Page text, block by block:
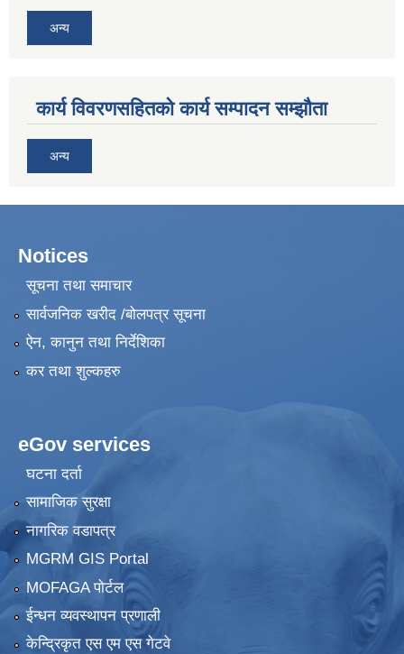
अन्य
कार्य विवरणसहितको कार्य सम्पादन सम्झौता
अन्य
Notices
सूचना तथा समाचार
सार्वजनिक खरीद /बोलपत्र सूचना
ऐन, कानुन तथा निर्देशिका
कर तथा शुल्कहरु
eGov services
घटना दर्ता
सामाजिक सुरक्षा
नागरिक वडापत्र
MGRM GIS Portal
MOFAGA पोर्टल
ईन्धन व्यवस्थापन प्रणाली
केन्द्रिकृत एस एम एस गेटवे